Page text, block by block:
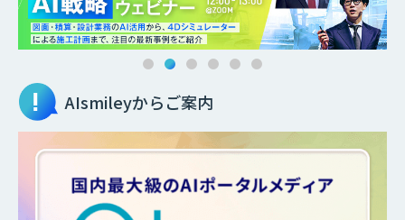
AIsmileyからご案内